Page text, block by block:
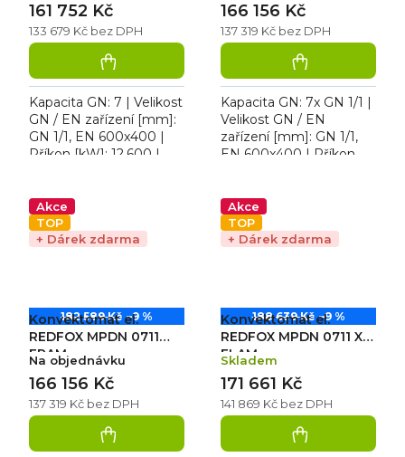
133 679 Kč bez DPH
161 752 Kč
Kapacita GN: 7 | Velikost
GN / EN zařízení [mm]:
GN 1/1, EN 600x400 |
Příkon [kW]: 12,600 |
Elektrické...
137 319 Kč bez DPH
166 156 Kč
Kapacita GN: 7x GN 1/1 |
Velikost GN / EN
zařízení [mm]: GN 1/1,
EN 600x400 | Příkon
teplota [°C]: 50....
Akce
TOP
+ Dárek zdarma
182 589 Kč –9 %
Konvektomat el.
REDFOX MPDN 0711
ERAM
Na objednávku
137 319 Kč bez DPH
166 156 Kč
Akce
TOP
+ Dárek zdarma
188 639 Kč –9 %
Konvektomat el.
REDFOX MPDN 0711 X
ELAM
Skladem
141 869 Kč bez DPH
171 661 Kč